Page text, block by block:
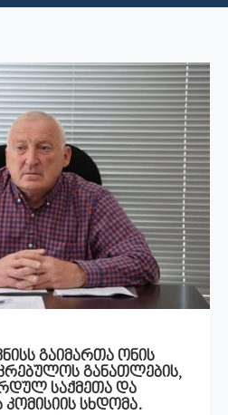
გაიმართა ონის
განათლების,
საქმეთა და
სხდომა.